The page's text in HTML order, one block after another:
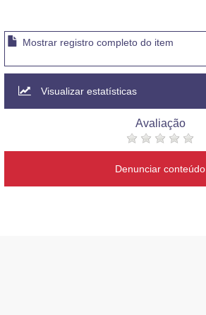
Mostrar registro completo do item
Visualizar estatísticas
Avaliação
Denunciar conteúdo